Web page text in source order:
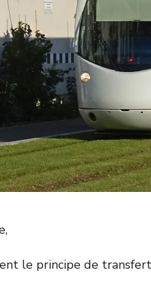
le principe de